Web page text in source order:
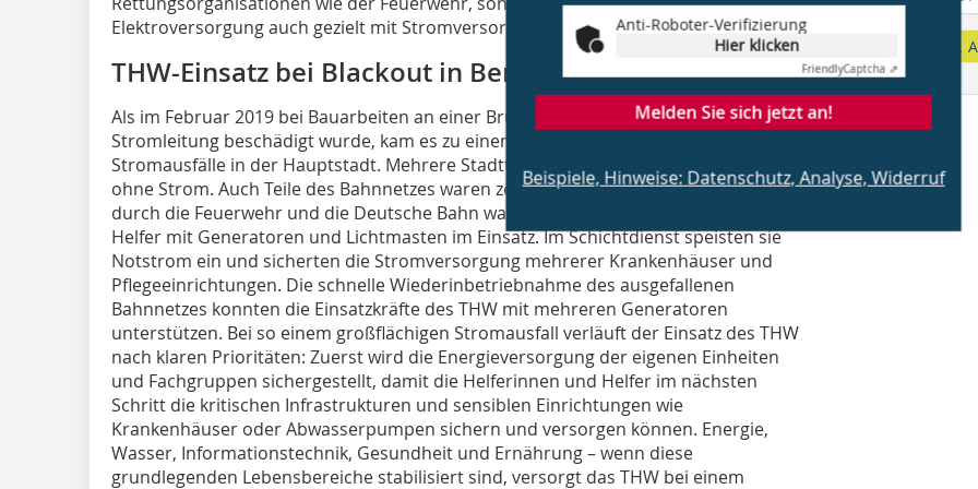
Elektroversorgung auch gezielt mit Stromversorgern und Netzbetreibern.
THW-Einsatz bei Blackout in Berlin
Als im Februar 2019 bei Bauarbeiten an einer Brücke in Berlin eine zentrale
Stromleitung beschädigt wurde, kam es zu einem der größten und längsten
Stromausfälle in der Hauptstadt. Mehrere Stadtteile waren über 31 Stunden lang
ohne Strom. Auch Teile des Bahnnetzes waren zeitweise nicht nutzbar. Angefordert
durch die Feuerwehr und die Deutsche Bahn waren rund 90 THW-Helferinnen und -
Helfer mit Generatoren und Lichtmasten im Einsatz. Im Schichtdienst speisten sie
Notstrom ein und sicherten die Stromversorgung mehrerer Krankenhäuser und
Pflegeeinrichtungen. Die schnelle Wiederinbetriebnahme des ausgefallenen
Bahnnetzes konnten die Einsatzkräfte des THW mit mehreren Generatoren
unterstützen. Bei so einem großflächigen Stromausfall verläuft der Einsatz des THW
nach klaren Prioritäten: Zuerst wird die Energieversorgung der eigenen Einheiten
und Fachgruppen sichergestellt, damit die Helferinnen und Helfer im nächsten
Schritt die kritischen Infrastrukturen und sensiblen Einrichtungen wie
Krankenhäuser oder Abwasserpumpen sichern und versorgen können. Energie,
Wasser, Informationstechnik, Gesundheit und Ernährung – wenn diese
grundlegenden Lebensbereiche stabilisiert sind, versorgt das THW bei einem
Anti-Roboter-Verifizierung
Hier klicken
FriendlyCaptcha ⇗
Melden Sie sich jetzt an!
Beispiele, Hinweise: Datenschutz, Analyse, Widerruf